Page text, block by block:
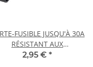
FUSIBLE JUSQU'À 30A
RÉSISTANT AUX
INTEMPÉRIES
2,95 € *